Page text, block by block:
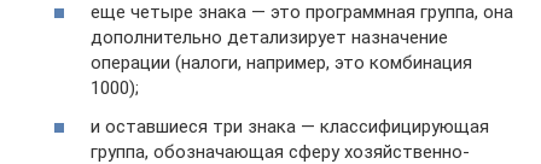
еще четыре знака — это программная группа, она
дополнительно детализирует назначение
операции (налоги, например, это комбинация
1000);
и оставшиеся три знака — классифицирующая
группа, обозначающая сферу хозяйственно-